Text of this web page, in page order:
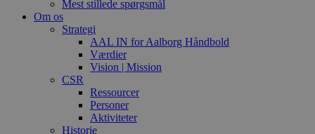
Mest stillede spørgsmål
Om os
Strategi
AAL IN for Aalborg Håndbold
Værdier
Vision | Mission
CSR
Ressourcer
Personer
Aktiviteter
Historie